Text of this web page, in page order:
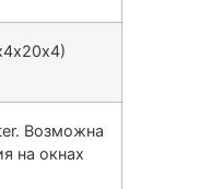
Возможна
на окнах